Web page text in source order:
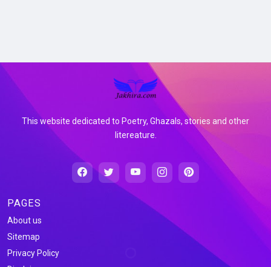
This website dedicated to Poetry, Ghazals, stories and other
litereature.
PAGES
About us
Sitemap
Privacy Policy